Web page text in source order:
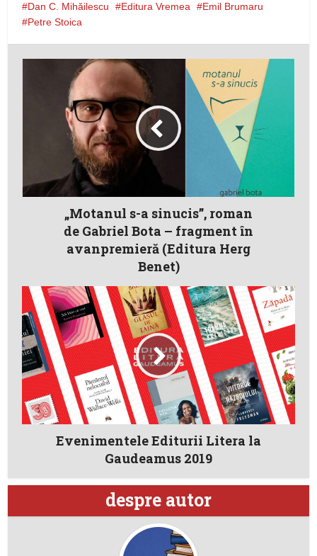
Dan C. Mihăilescu Editura Vremea
Emil Brumaru
Petre Stoica
„Motanul s-a sinucis”, roman
de Gabriel Bota – fragment în
avanpremieră (Editura Herg
Benet)
Evenimentele Editurii Litera la
Gaudeamus 2019
despre autor